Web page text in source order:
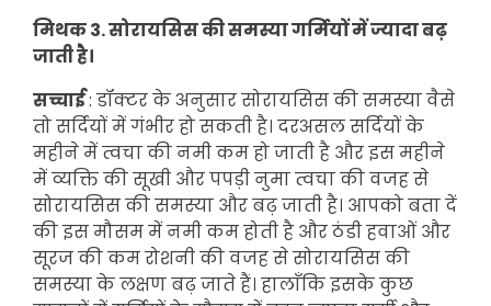
मिथक 3. सोरायसिस की समस्या गर्मियों में ज्यादा बढ़
जाती है।
सच्चाई: डॉक्टर के अनुसार सोरायसिस की समस्या वैसे
तो सर्दियों में गंभीर हो सकती है। दरअसल सर्दियों के
महीने में त्वचा की नमी कम हो जाती है और इस महीने
में व्यक्ति की सूखी और पपड़ी नुमा त्वचा की वजह से
सोरायसिस की समस्या और बढ़ जाती है। आपको बता दें
की इस मौसम में नमी कम होती है और ठंडी हवाओं और
सूरज की कम रोशनी की वजह से सोरायसिस की
समस्या के लक्षण बढ़ जाते हैं। हालाँकि इसके कुछ